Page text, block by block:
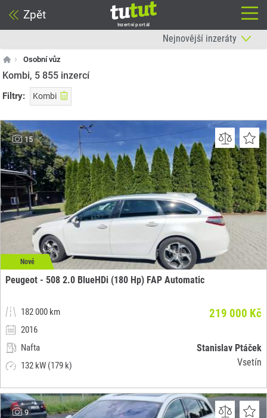
Zpět
Inzertní portál
Osobní vůz
Kombi, 5 855 inzercí
Filtry: Kombi
15
Nové
Peugeot - 508 2.0 BlueHDi (180 Hp) FAP Automatic
182 000 km
2016
Nafta
132 kW (179 k)
219 000 Kč
Stanislav Ptáček
Vsetín
9